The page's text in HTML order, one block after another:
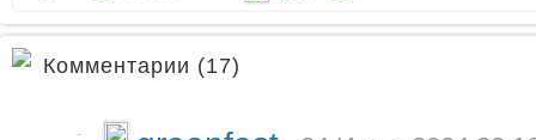
Комментарии (17)
-